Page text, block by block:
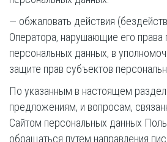
— обжаловать действия
Оператора, нарушающие его права
персональных данных, в
защите прав субъектов
По указанным в настоящем
предложениям, и вопросам,
Сайтом персональных данных
обращаться путем направления